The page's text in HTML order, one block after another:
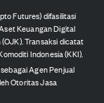
Futures) difasilitasi
Keuangan Digital
Transaksi dicatat
Indonesia (KKI).
Agen Penjual
Otoritas Jasa